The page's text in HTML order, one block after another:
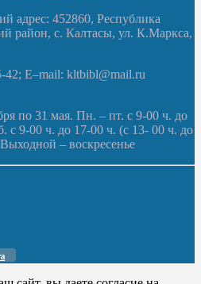
адрес: 452860, Республика
район, с. Калтасы, ул. К.Маркса,
42; E–mail: kltbibl@mail.ru
по 31 мая. Пн. – пт. с 9-00 ч. до
с 9-00 ч. до 17-00 ч. (с 13- 00 ч. до
– воскресенье